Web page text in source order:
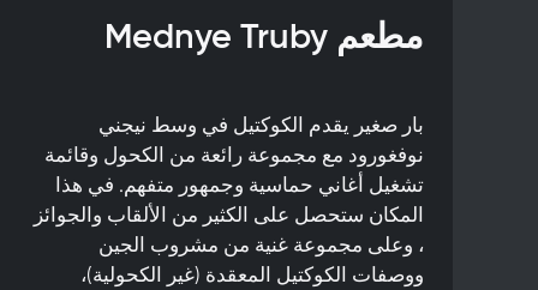
مطعم Mednye Truby
بار صغير يقدم الكوكتيل في وسط نيجني
نوفغورود مع مجموعة رائعة من الكحول وقائمة
تشغيل أغاني حماسية وجمهور متفهم. في هذا
المكان ستحصل على الكثير من الألقاب والجوائز
، وعلى مجموعة غنية من مشروب الجين
ووصفات الكوكتيل المعقدة (غير الكحولية)،